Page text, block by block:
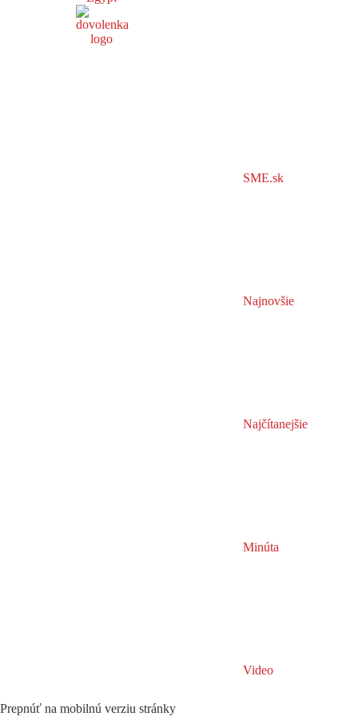
SME.sk
Najnovšie
Najčítanejšie
Minúta
Video
Prepnúť na mobilnú verziu stránky